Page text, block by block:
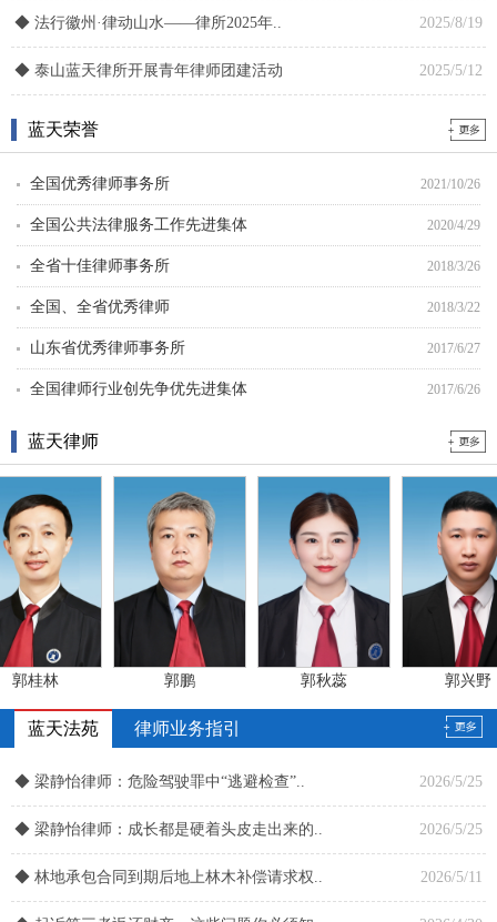
2025/8/19
◆ 法行徽州·律动山水——律所2025年..
2025/5/12
◆ 泰山蓝天律所开展青年律师团建活动
蓝天荣誉
全国优秀律师事务所 2021/10/26
全国公共法律服务工作先进集体 2020/4/29
全省十佳律师事务所 2018/3/26
全国、全省优秀律师 2018/3/22
山东省优秀律师事务所 2017/6/27
全国律师行业创先争优先进集体 2017/6/26
全国工会职工法律援助等维权服务.. 2017/6/26
全市司法行政系统优秀律师事务所 2012/2/14
全市司法行政系统先进集体 2012/2/14
公正执法先进单位 2009/1/15
山东省职业道德建设先进集体 2008/3/29
蓝天律师
桂林 郭鹏 郭秋蕊 郭兴野
张松 赵建刚 赵曙光 赵永洪